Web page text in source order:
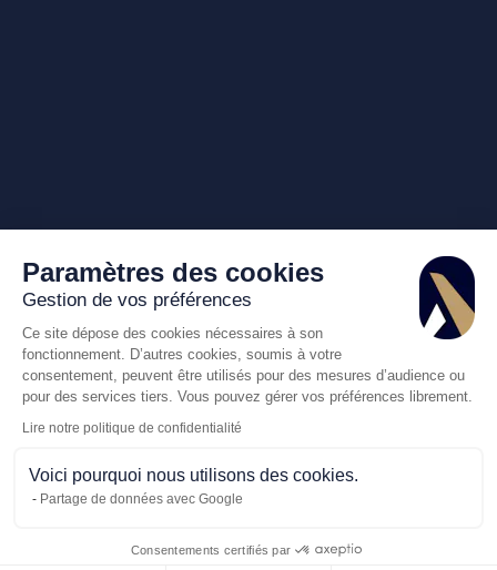
Paramètres des cookies
Gestion de vos préférences
Ce site dépose des cookies nécessaires à son
fonctionnement. D’autres cookies, soumis à votre
consentement, peuvent être utilisés pour des mesures d’audience ou
pour des services tiers. Vous pouvez gérer vos préférences librement.
Lire notre politique de confidentialité
Voici pourquoi nous utilisons des cookies.
Partage de données avec Google
Consentements certifiés par